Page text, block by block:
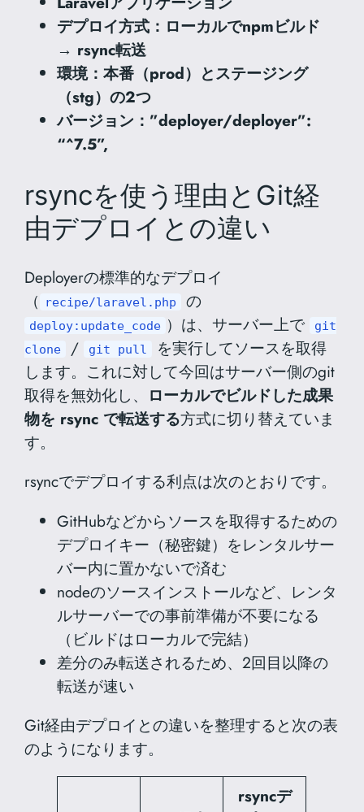
デプロイ方式：ローカルでnpmビルド
→ rsync転送
環境：本番（prod）とステージング
（stg）の2つ
バージョン：”deployer/deployer”:
“^7.5”,
rsyncを使う理由とGit経
由デプロイとの違い
Deployerの標準的なデプロイ
（
recipe/laravel.php の
deploy:update_code ）は、サーバー上で
git
clone
/ git pull
を実行してソースを取得
します。これに対して今回はサーバー側のgit
取得を無効化し、 ローカルでビルドした成果
物を rsync で転送する方式に切り替えていま
す。
rsyncでデプロイする利点は次のとおりです。
GitHubなどからソースを取得するための
デプロイキー（秘密鍵）をレンタルサー
バー内に置かないで済む
nodeのソースインストールなど、レンタ
ルサーバーでの事前準備が不要になる
（ビルドはローカルで完結）
差分のみ転送されるため、2回目以降の
転送が速い
Git経由デプロイとの違いを整理すると次の表
のようになります。
rsyncデ